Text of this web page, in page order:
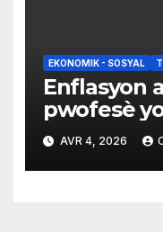
EKONOMIK - SOSYAL
Enflasyon
pwofesè
AVR 4, 2026